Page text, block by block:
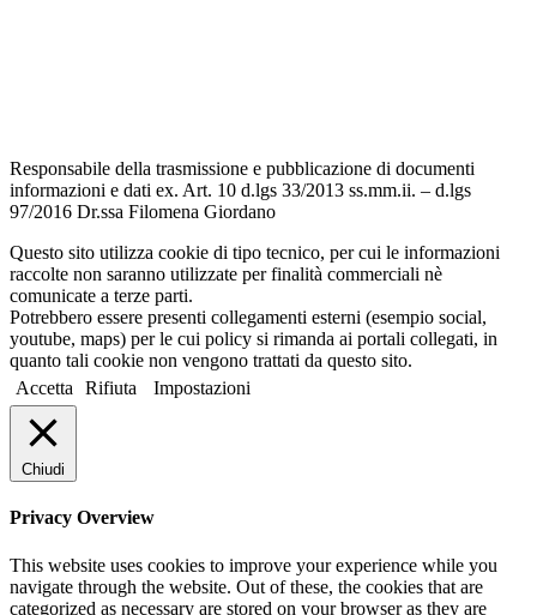
Responsabile della trasmissione e pubblicazione di documenti
informazioni e dati ex. Art. 10 d.lgs 33/2013 ss.mm.ii. – d.lgs
97/2016 Dr.ssa Filomena Giordano
Questo sito utilizza cookie di tipo tecnico, per cui le informazioni
raccolte non saranno utilizzate per finalità commerciali nè
comunicate a terze parti.
Potrebbero essere presenti collegamenti esterni (esempio social,
youtube, maps) per le cui policy si rimanda ai portali collegati, in
quanto tali cookie non vengono trattati da questo sito.
Accetta
Rifiuta Impostazioni
Chiudi
Privacy Overview
This website uses cookies to improve your experience while you
navigate through the website. Out of these, the cookies that are
categorized as necessary are stored on your browser as they are